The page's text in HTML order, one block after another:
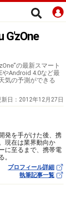
の最新スマート
やAndroid 4.0など最
気の予測ができる
日： 2012年12月27日
発を手がけた後、携
現在は業界動向か
に至るまで、携帯電
。
プロフィール詳細
執筆記事一覧